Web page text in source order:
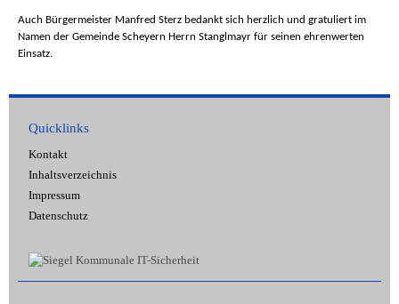
Auch Bürgermeister Manfred Sterz bedankt sich herzlich und gratuliert im
Namen der Gemeinde Scheyern Herrn Stanglmayr für seinen ehrenwerten
Einsatz.
Quicklinks
Kontakt
Inhaltsverzeichnis
Impressum
Datenschutz